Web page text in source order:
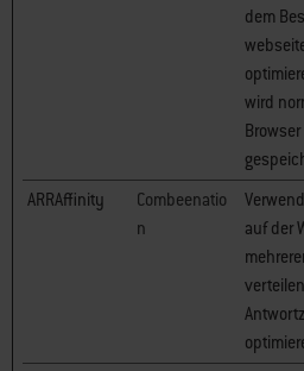
dem
wird
ARRAffinity
Combeenatio
n
auf der